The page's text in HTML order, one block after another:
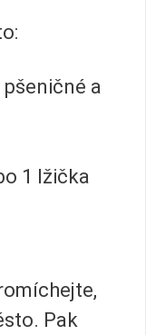
a
1 lžička
Pak